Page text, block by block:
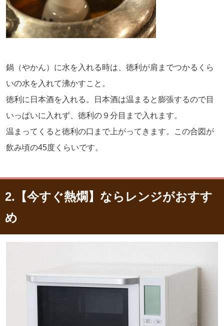
鍋（やかん）に水を入れる時は、徳利が肩までつかるくら
いの水を入れて沸かすこと。
徳利に日本酒を入れる。日本酒は温まると膨張するので目
いっぱいに入れず、徳利の９分目まで入れます。
温まってくると徳利の口まで上がってきます。この合図が
飲み頃の45度くらいです。
2.【今すぐ熱燗】ならレンジがおすす
め